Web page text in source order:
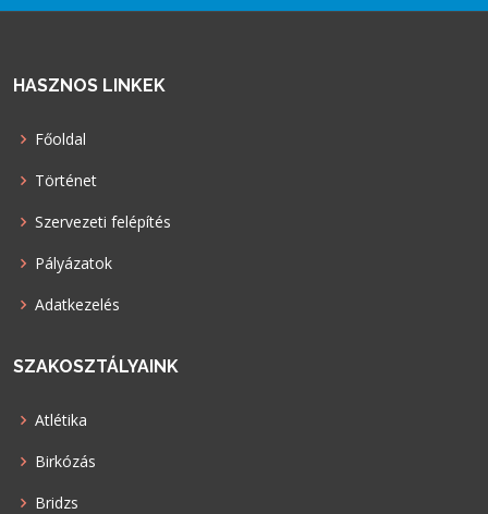
HASZNOS LINKEK
Főoldal
Történet
Szervezeti felépítés
Pályázatok
Adatkezelés
SZAKOSZTÁLYAINK
Atlétika
Birkózás
Bridzs